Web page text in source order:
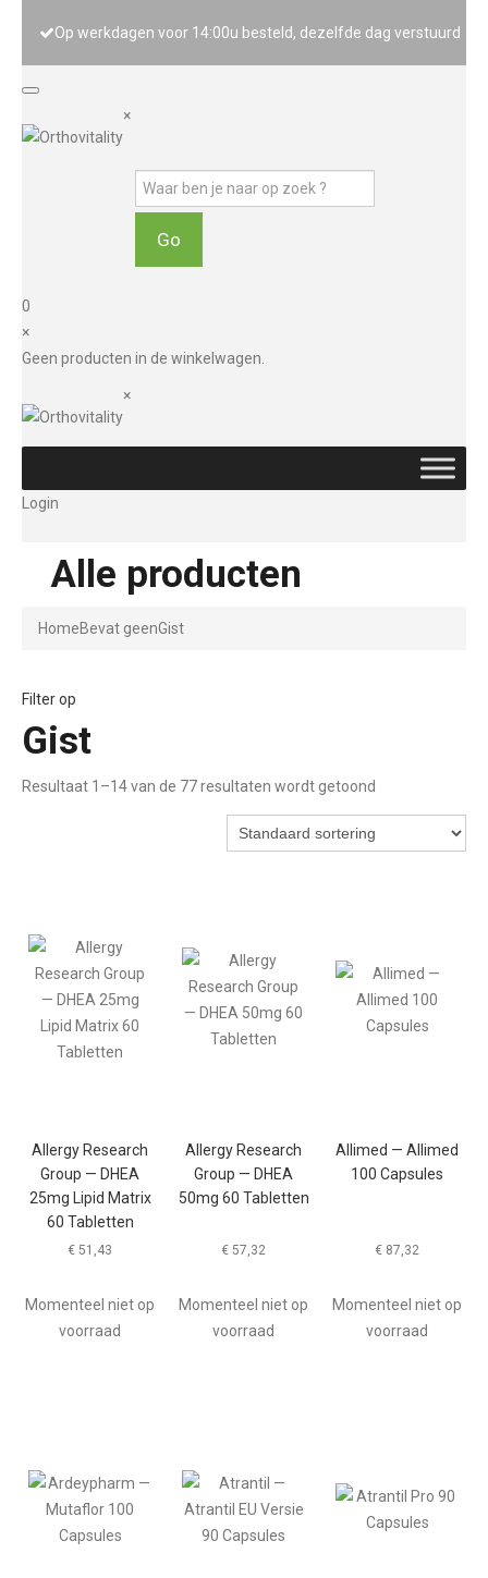
Op werkdagen voor 14:00u besteld, dezelfde dag verstuurd
×
0
×
Geen producten in de winkelwagen.
×
Login
Alle producten
HomeBevat geenGist
Filter op
Gist
Resultaat 1–14 van de 77 resultaten wordt getoond
Allergy Research
Group — DHEA
25mg Lipid Matrix
60 Tabletten
€ 51,43
Momenteel niet op
voorraad
Allergy Research
Group — DHEA
50mg 60 Tabletten
€ 57,32
Momenteel niet op
voorraad
Allimed — Allimed
100 Capsules
€ 87,32
Momenteel niet op
voorraad